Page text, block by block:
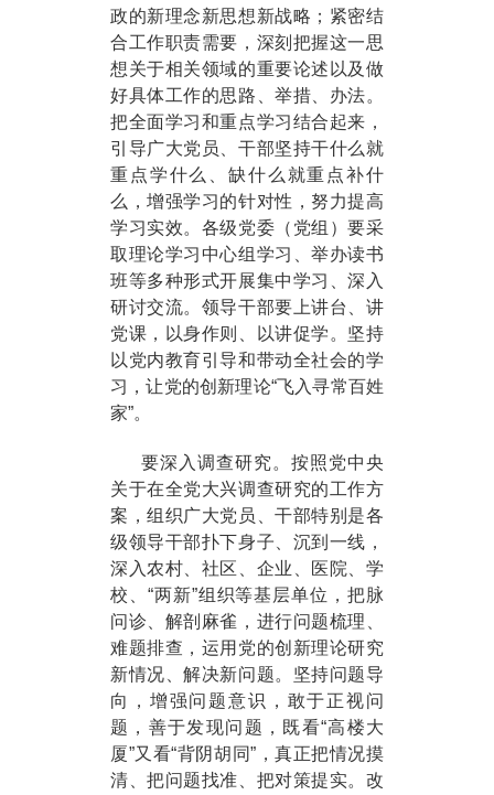
政的新理念新思想新战略；紧密结
合工作职责需要，深刻把握这一思
想关于相关领域的重要论述以及做
好具体工作的思路、举措、办法。
把全面学习和重点学习结合起来，
引导广大党员、干部坚持干什么就
重点学什么、缺什么就重点补什
么，增强学习的针对性，努力提高
学习实效。各级党委（党组）要采
取理论学习中心组学习、举办读书
班等多种形式开展集中学习、深入
研讨交流。领导干部要上讲台、讲
党课，以身作则、以讲促学。坚持
以党内教育引导和带动全社会的学
习，让党的创新理论“飞入寻常百姓
家”。
要深入调查研究。按照党中央
关于在全党大兴调查研究的工作方
案，组织广大党员、干部特别是各
级领导干部扑下身子、沉到一线，
深入农村、社区、企业、医院、学
校、“两新”组织等基层单位，把脉
问诊、解剖麻雀，进行问题梳理、
难题排查，运用党的创新理论研究
新情况、解决新问题。坚持问题导
向，增强问题意识，敢于正视问
题，善于发现问题，既看“高楼大
厦”又看“背阴胡同”，真正把情况摸
清、把问题找准、把对策提实。改